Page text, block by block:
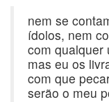
nem se
ídolos, nem
com qualquer
mas eu os
com que
serão o meu